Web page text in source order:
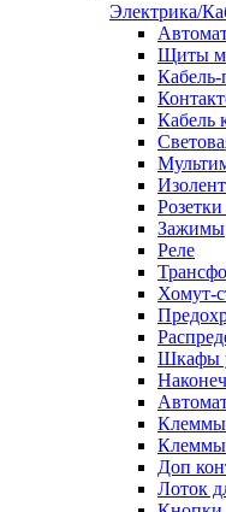
Электрика/
Щиты
Кабель
Зажимы
Реле
Хомут-
Шкафы
Клеммы
Доп
Лоток